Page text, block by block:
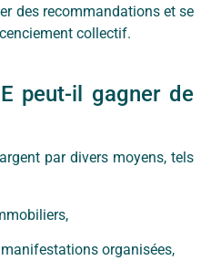
des recommandations et se
collectif.
peut-il gagner de
par divers moyens, tels
organisées,